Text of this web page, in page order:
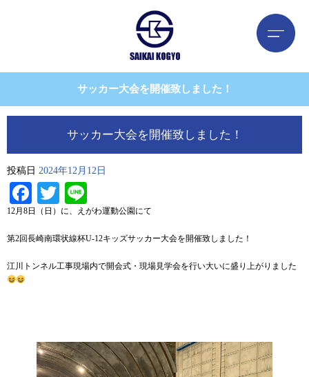
サッカー大会を開催致しました！
サッカー大会を開催致しました！
投稿日 2024年12月12日
Facebook
Twitter
12月8日（日）に、えがわ運動公園にて
第2回長崎南環状線杯U-12キッズサッカー大会を開催致しました！
江川トンネル工事現場内で開会式・現場見学会を行い大いに盛り上がりました